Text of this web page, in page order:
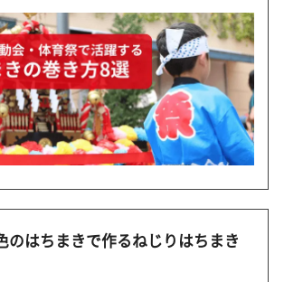
のはちまきで作るねじりはちまき